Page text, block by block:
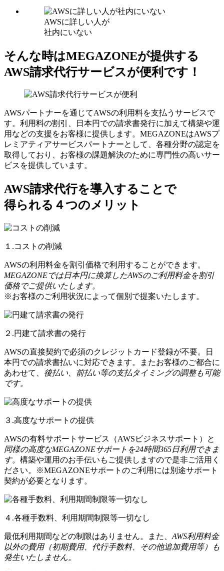
AWSに詳しい人が
社内にいない
そんな時はMEGAZONEが提供する
AWS請求代行サービスが便利です！
AWSパートナーを通じてAWSの利用料を支払うサービスで
す。利用料の割引、日本円での請求書発行に加えて構築や運
用などの支援をお客様に提供します。MEGAZONEはAWSプ
レミアティアサービスパートナーとして、各種分野の認定を
取得しており、お客様の課題解決のために専門性の高いサー
ビスを提供しています。
AWS請求代行を導入することで
得られる４つのメリット
１.コストの削減
AWSの利用料金を割引価格で利用することができます。
MEGAZONEでは日本円に換算したAWSのご利用料金を割引
価格でご提供いたします。
※お客様のご利用状況によって個別で提案いたします。
２.円建て請求書の発行
AWSの直接契約で必須のクレジットカード登録が不要。日
本円での請求書払いに対応できます。またお客様のご都合に
あわせて、 後払い、前払い等の支払タイミングの調整も可能
です。
３.高度なサポートの提供
AWSの有料サポートサービス（AWSビジネスサポート）と
同様の高度なMEGAZONEサポートを24時間365日利用できま
す。 構築や運用のお手伝いもご提供しますので是非ご活用く
ださい。※MEGAZONEサポートのご利用には別途サポート
契約が必要となります。
４.各種手数料、利用期間制限等一切なし
最低利用期間などの制限はありません。また、 AWS利用料金
以外の費用（初期費用、代行手数料、その他追加費用等）も
発生いたしません。